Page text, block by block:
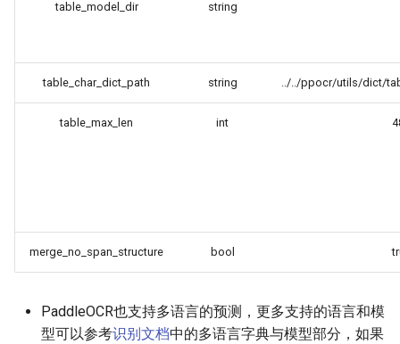
table_model_dir string
table_char_dict_path string ../../ppocr/utils/dict/
table_max_len int
merge_no_span_structure bool
PaddleOCR也支持多语言的预测，更多支持的语言和模
型可以参考识别文档中的多语言字典与模型部分，如果